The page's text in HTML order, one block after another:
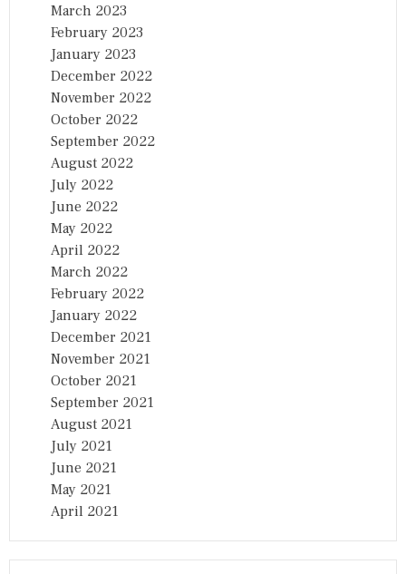
March 2023
February 2023
January 2023
December 2022
November 2022
October 2022
September 2022
August 2022
July 2022
June 2022
May 2022
April 2022
March 2022
February 2022
January 2022
December 2021
November 2021
October 2021
September 2021
August 2021
July 2021
June 2021
May 2021
April 2021